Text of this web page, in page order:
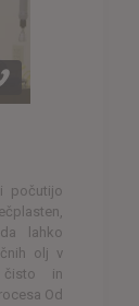
počutijo
lahko
olj v
čisto in
Od